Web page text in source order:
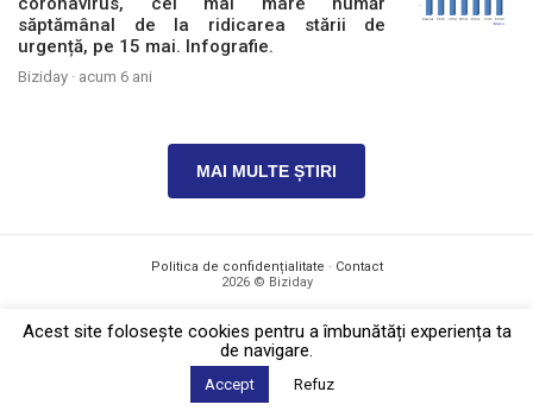
săptămânal de la ridicarea stării de
urgență, pe 15 mai. Infografie.
Biziday · acum 6 ani
MAI MULTE ȘTIRI
Politica de confidențialitate · Contact
2026 © Biziday
Acest site foloseşte cookies pentru a îmbunătăți experiența ta
de navigare.
Accept Refuz